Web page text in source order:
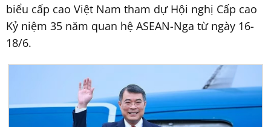
biểu cấp cao Việt Nam tham dự Hội nghị Cấp cao
Kỷ niệm 35 năm quan hệ ASEAN-Nga từ ngày 16-
18/6.